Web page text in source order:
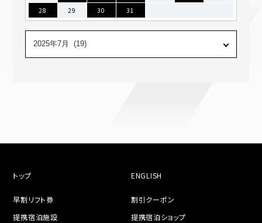
28
29 30 31
トップ ENGLISH
早割リフト券
割引クーポン
提携宿泊施設
提携宿泊ショップ